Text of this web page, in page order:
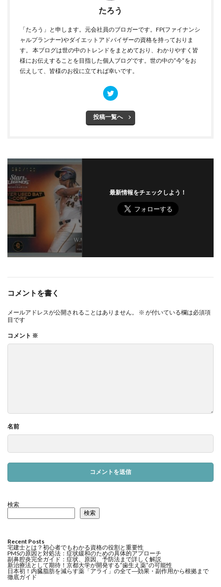
たろう
「たろう」と申します。元会社員のブロガーです。FP(ファイナンシ
ャルプランナー)やダイエットアドバイザーの資格を持っておりま
す。 本ブログは世の中のトレンドをまとめており、わかりやすく皆
様にお伝えすることを目指した個人ブログです。世の中の”今”をお
伝えして、皆様のお役に立てれば幸いです。
投稿一覧へ
最新情報をチェックしよう！
コメントを書く
メールアドレスが公開されることはありません。 ※ が付いている欄は必須項
目です
コメント ※
名前
検索
検索
Recent Posts
宅建士とは？初心者でもわかる資格の役割と重要性
PMSの原因と対処法：症状緩和のための具体的アプローチ
副鼻腔炎完全ガイド：症状、原因、予防法まで詳しく解説
新治療法として期待！京都大学が開発する”歯生え薬”の可能性
日本初！内臓脂肪を減らす薬「アライ」の全て―効果・副作用から根拠まで
徹底ガイド